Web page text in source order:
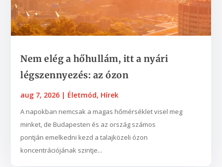
Nem elég a hőhullám, itt a nyári
légszennyezés: az ózon
aug 7, 2026 | Életmód, Hírek
A napokban nemcsak a magas hőmérséklet visel meg
minket, de Budapesten és az ország számos
pontján emelkedni kezd a talajközeli ózon
koncentrációjának szintje...